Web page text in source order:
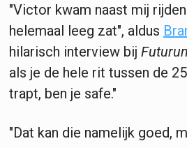
"Victor kwam naast mij
helemaal leeg zat", aldus
hilarisch interview bij
als je de hele rit tussen de
trapt, ben je safe."
"Dat kan die namelijk goed,